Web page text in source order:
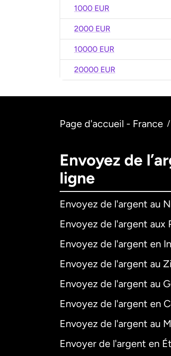
1000 EUR
2000 EUR
10000 EUR
20000 EUR
Page d'accueil - France /
Envoyez de
ligne
Envoyez de l'argent au
Envoyez de l'argent aux
Envoyez de l'argent en
Envoyez de l'argent au
Envoyez de l'argent au
Envoyez de l'argent en
Envoyez de l'argent au
Envoyer de l'argent en